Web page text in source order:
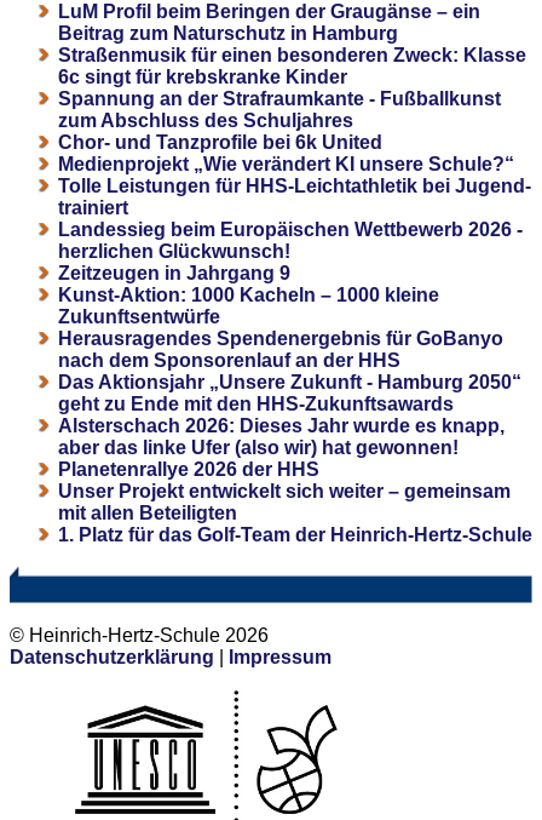
LuM Profil beim Beringen der Graugänse – ein
Beitrag zum Naturschutz in Hamburg
Straßenmusik für einen besonderen Zweck: Klasse
6c singt für krebskranke Kinder
Spannung an der Strafraumkante - Fußballkunst
zum Abschluss des Schuljahres
Chor- und Tanzprofile bei 6k United
Medienprojekt „Wie verändert KI unsere Schule?“
Tolle Leistungen für HHS-Leichtathletik bei Jugend-
trainiert
Landessieg beim Europäischen Wettbewerb 2026 -
herzlichen Glückwunsch!
Zeitzeugen in Jahrgang 9
Kunst-Aktion: 1000 Kacheln – 1000 kleine
Zukunftsentwürfe
Herausragendes Spendenergebnis für GoBanyo
nach dem Sponsorenlauf an der HHS
Das Aktionsjahr „Unsere Zukunft - Hamburg 2050“
geht zu Ende mit den HHS-Zukunftsawards
Alsterschach 2026: Dieses Jahr wurde es knapp,
aber das linke Ufer (also wir) hat gewonnen!
Planetenrallye 2026 der HHS
Unser Projekt entwickelt sich weiter – gemeinsam
mit allen Beteiligten
1. Platz für das Golf-Team der Heinrich-Hertz-Schule
© Heinrich-Hertz-Schule 2026
Datenschutzerklärung
Impressum